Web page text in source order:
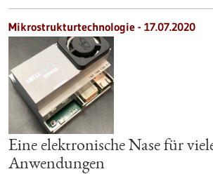
Mikrostrukturtechnologie - 17.07.2020
Eine elektronische Nase für
Anwendungen